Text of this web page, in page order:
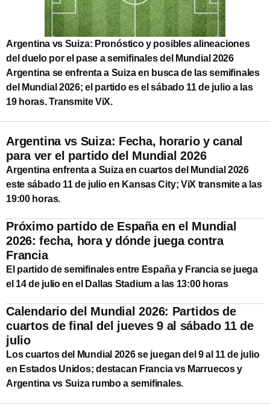
Argentina vs Suiza: Pronóstico y posibles alineaciones
del duelo por el pase a semifinales del Mundial 2026
Argentina se enfrenta a Suiza en busca de las semifinales
del Mundial 2026; el partido es el sábado 11 de julio a las
19 horas. Transmite ViX.
Argentina vs Suiza: Fecha, horario y canal
para ver el partido del Mundial 2026
Argentina enfrenta a Suiza en cuartos del Mundial 2026
este sábado 11 de julio en Kansas City; ViX transmite a las
19:00 horas.
Próximo partido de España en el Mundial
2026: fecha, hora y dónde juega contra
Francia
El partido de semifinales entre España y Francia se juega
el 14 de julio en el Dallas Stadium a las 13:00 horas
Calendario del Mundial 2026: Partidos de
cuartos de final del jueves 9 al sábado 11 de
julio
Los cuartos del Mundial 2026 se juegan del 9 al 11 de julio
en Estados Unidos; destacan Francia vs Marruecos y
Argentina vs Suiza rumbo a semifinales.